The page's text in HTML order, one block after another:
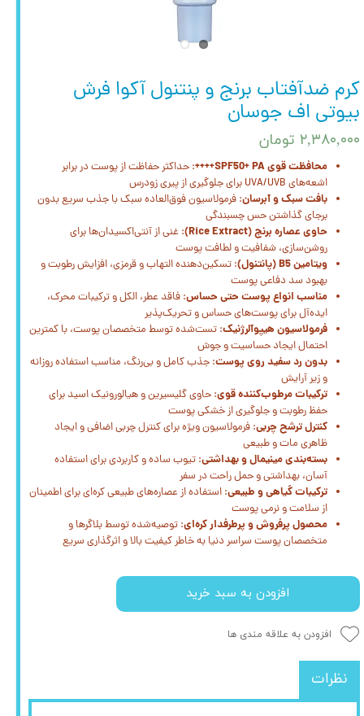
کرم ضدآفتاب برنج و پنتنول آکوا فرش
بیوتی اف جوسان
۲,۳۸۰,۰۰۰ تومان
محافظت قوی SPF50+ PA++++
: حداکثر حفاظت از پوست در برابر
اشعه‌های UVA/UVB برای جلوگیری از پیری زودرس
بافت سبک و آبرسان: فرمولاسیون فوق‌العاده سبک با جذب سریع بدون
برجای گذاشتن حس چسبندگی
حاوی عصاره برنج (Rice Extract)
: غنی از آنتی‌اکسیدان‌ها برای
روشن‌سازی، شفافیت و لطافت پوست
ویتامین B5 (پانتنول)
: تسکین‌دهنده التهاب و قرمزی، افزایش رطوبت و
بهبود سد دفاعی پوست
مناسب انواع پوست حتی حساس: فاقد عطر، الکل و ترکیبات محرک،
ایده‌آل برای پوست‌های حساس و تحریک‌پذیر
فرمولاسیون هیپوآلرژنیک: تست‌شده توسط متخصصان پوست، با کمترین
احتمال ایجاد حساسیت و جوش
بدون رد سفید روی پوست: جذب کامل و بی‌رنگ، مناسب استفاده روزانه
و زیر آرایش
ترکیبات مرطوب‌کننده قوی: حاوی گلیسیرین و هیالورونیک اسید برای
حفظ رطوبت و جلوگیری از خشکی پوست
کنترل ترشح چربی: فرمولاسیون ویژه برای کنترل چربی اضافی و ایجاد
ظاهری مات و طبیعی
بسته‌بندی مینیمال و بهداشتی: تیوب ساده و کاربردی برای استفاده
آسان، بهداشتی و حمل راحت در سفر
ترکیبات گیاهی و طبیعی: استفاده از عصاره‌های طبیعی کره‌ای برای اطمینان
از سلامت و نرمی پوست
محصول پرفروش و پرطرفدار کره‌ای: توصیه‌شده توسط بلاگرها و
متخصصان پوست سراسر دنیا به خاطر کیفیت بالا و اثرگذاری سریع
افزودن به سبد خرید
افزودن به علاقه مندی ها
نظرات